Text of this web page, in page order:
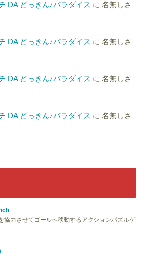
DA どっきん♪パラダイス に 名無しさ
DA どっきん♪パラダイス に 名無しさ
DA どっきん♪パラダイス に 名無しさ
DA どっきん♪パラダイス に 名無しさ
協力させてゴールへ移動するアクションパズルゲ